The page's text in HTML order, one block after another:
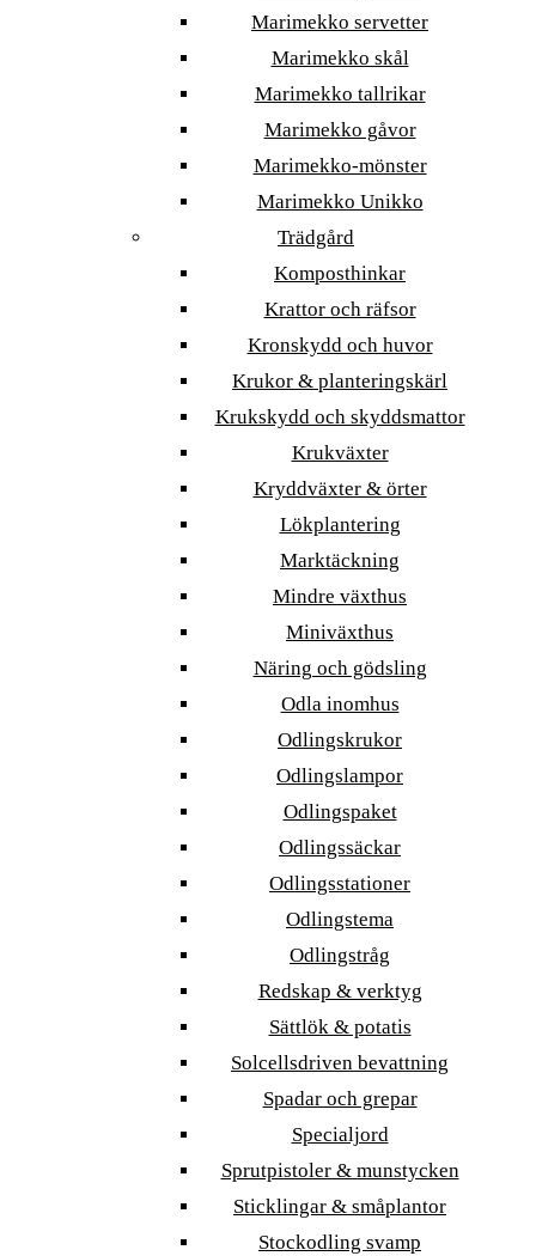
Marimekko servetter
Marimekko skål
Marimekko tallrikar
Marimekko gåvor
Marimekko-mönster
Marimekko Unikko
Trädgård
Komposthinkar
Krattor och räfsor
Kronskydd och huvor
Krukor & planteringskärl
Krukskydd och skyddsmattor
Krukväxter
Kryddväxter & örter
Lökplantering
Marktäckning
Mindre växthus
Miniväxthus
Näring och gödsling
Odla inomhus
Odlingskrukor
Odlingslampor
Odlingspaket
Odlingssäckar
Odlingsstationer
Odlingstema
Odlingstråg
Redskap & verktyg
Sättlök & potatis
Solcellsdriven bevattning
Spadar och grepar
Specialjord
Sprutpistoler & munstycken
Sticklingar & småplantor
Stockodling svamp